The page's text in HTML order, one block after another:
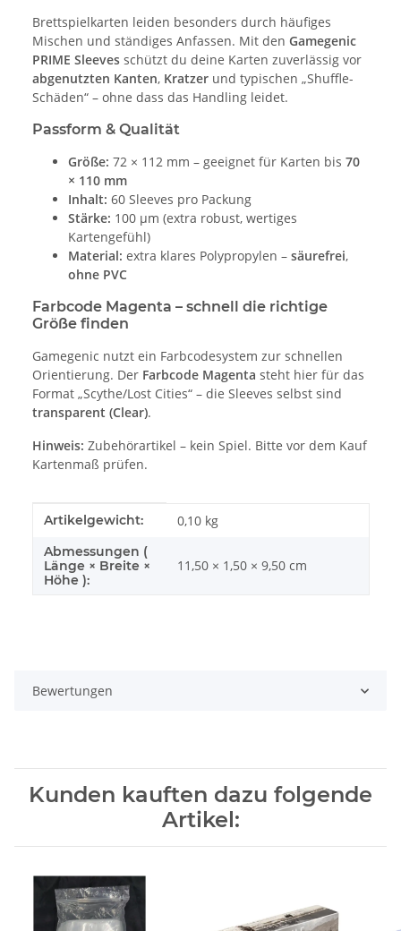
Brettspielkarten leiden besonders durch häufiges
Mischen und ständiges Anfassen. Mit den Gamegenic
PRIME Sleeves schützt du deine Karten zuverlässig vor
abgenutzten Kanten, Kratzer und typischen „Shuffle-
Schäden“ – ohne dass das Handling leidet.
Passform & Qualität
Größe: 72 × 112 mm – geeignet für Karten bis 70
× 110 mm
Inhalt: 60 Sleeves pro Packung
Stärke: 100 µm (extra robust, wertiges
Kartengefühl)
Material: extra klares Polypropylen – säurefrei,
ohne PVC
Farbcode Magenta – schnell die richtige
Größe finden
Gamegenic nutzt ein Farbcodesystem zur schnellen
Orientierung. Der Farbcode Magenta steht hier für das
Format „Scythe/Lost Cities“ – die Sleeves selbst sind
transparent (Clear).
Hinweis: Zubehörartikel – kein Spiel. Bitte vor dem Kauf
Kartenmaß prüfen.
Produkteigenschaft
Wert
Artikelgewicht: 0,10 kg
Abmessungen (
Länge × Breite ×
Höhe ):
11,50 × 1,50 × 9,50 cm
Bewertungen
Kunden kauften dazu folgende
Artikel: